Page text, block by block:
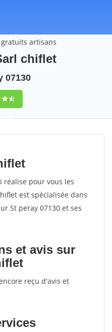
gratuits artisans
chiflet
07130
82
pour vous les
est spécialisée dans
St peray 07130 et ses
et avis sur
reçu d'avis et